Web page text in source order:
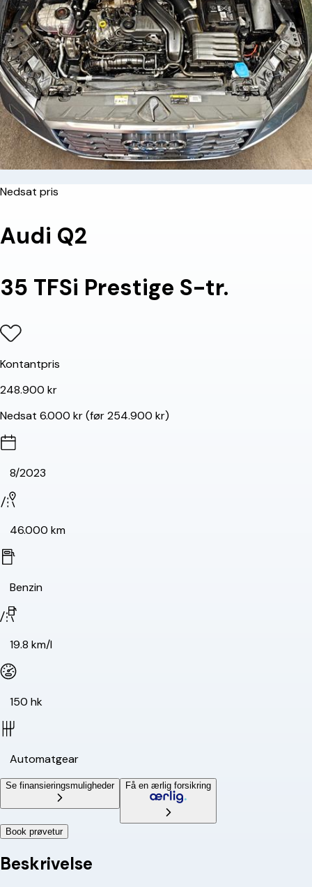
Nedsat pris
Audi Q2
35 TFSi Prestige S-tr.
Kontantpris
248.900 kr
Nedsat 6.000 kr (før 254.900 kr)
8/2023
46.000 km
Benzin
19.8 km/l
150 hk
Automatgear
Se finansieringsmuligheder Få en ærlig forsikring
Book prøvetur
Beskrivelse